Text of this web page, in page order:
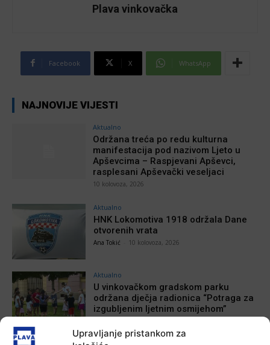
Upravljanje pristankom za
Plava vinkovačka
Facebook X WhatsApp
NAJNOVIJE VIJESTI
Aktualno
Održana treća po redu kulturna
manifestacija pod nazivom Ljeto u
Apševcima – Raspjevani Apševci,
rasplesani Apševački veseljaci
10 kolovoza, 2026
Aktualno
HNK Lokomotiva 1918 održala Dane
otvorenih vrata
Ana Tokić 10 kolovoza, 2026
Aktualno
U vinkovačkom gradskom parku
održana dječja radionica “Potraga za
izgubljenim ljetnim osmijehom”
Aktualno